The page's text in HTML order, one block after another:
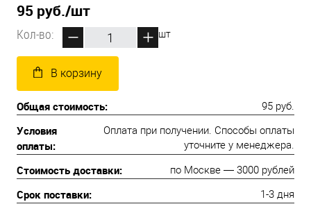
95 руб./шт
Кол-во: шт
В корзину
Общая стоимость: 95 руб.
Условия
оплаты:
Оплата при получении. Способы оплаты
уточните у менеджера.
Стоимость доставки: по Москве — 3000 рублей
Срок поставки: 1-3 дня